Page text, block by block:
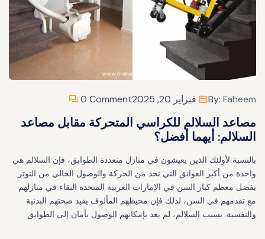
By: Faheem فبراير 20, 2025 0 Comment
مصاعد السلالم للكراسي المتحركة مقابل مصاعد
السلالم: أيهما أفضل؟
بالنسبة لأولئك الذين يعيشون في منازل متعددة الطوابق، فإن السلالم هي
واحدة من أكبر العوائق التي تحد من الحركة والوصول الخالي من التوتر.
يفضل معظم كبار السن في الإمارات العربية المتحدة البقاء في منازلهم
مع تقدمهم في السن، لذلك فإن محيطهم المألوف يفيد صحتهم البدنية
والنفسية. بسبب السلالم، لم يعد بإمكانهم الوصول بأمان إلى الطوابق